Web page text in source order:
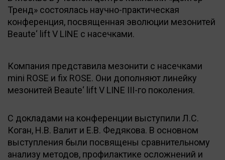
Тренд» состоялась научно-практическая
конференция, посвященная эволюции мезонитей
Beaute‘ lift V LINE с насечками.
Компания представила мезонити с насечками
mini ROSE и fix ROSE. Они дополняют линейку
мезонитей Beaute‘ lift V LINE III-го поколения.
С докладами на конференции выступили Л.С.
Коган, Н.В. Валит и Е.В. Федякова. В основном
выступления были посвящены сравнительному
анализу методов, профилактике осложнений и